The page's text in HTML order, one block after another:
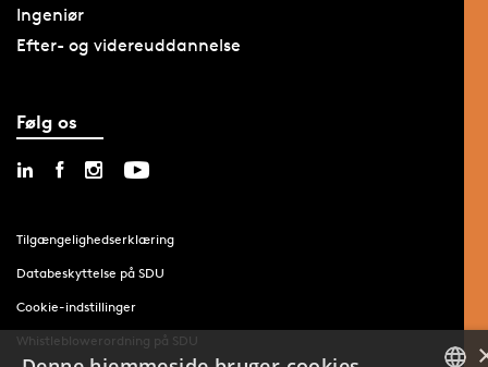
Ingeniør
Efter- og videreuddannelse
Følg os
Tilgængelighedserklæring
Databeskyttelse på SDU
Cookie-indstillinger
Whistleblowerordning på SDU